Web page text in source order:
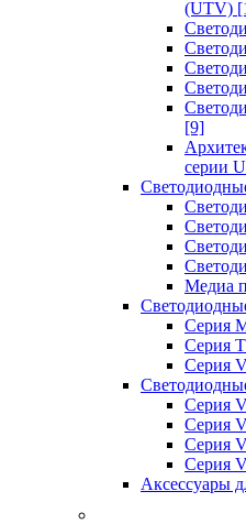
(UTV)
[9]
серии
Медиа
Серия
Серия
Серия
Серия
Серия
Серия
Серия
Аксессуары